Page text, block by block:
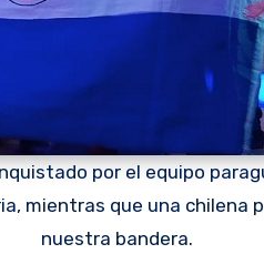
por el equipo
mientras que una chilena
nuestra bandera.